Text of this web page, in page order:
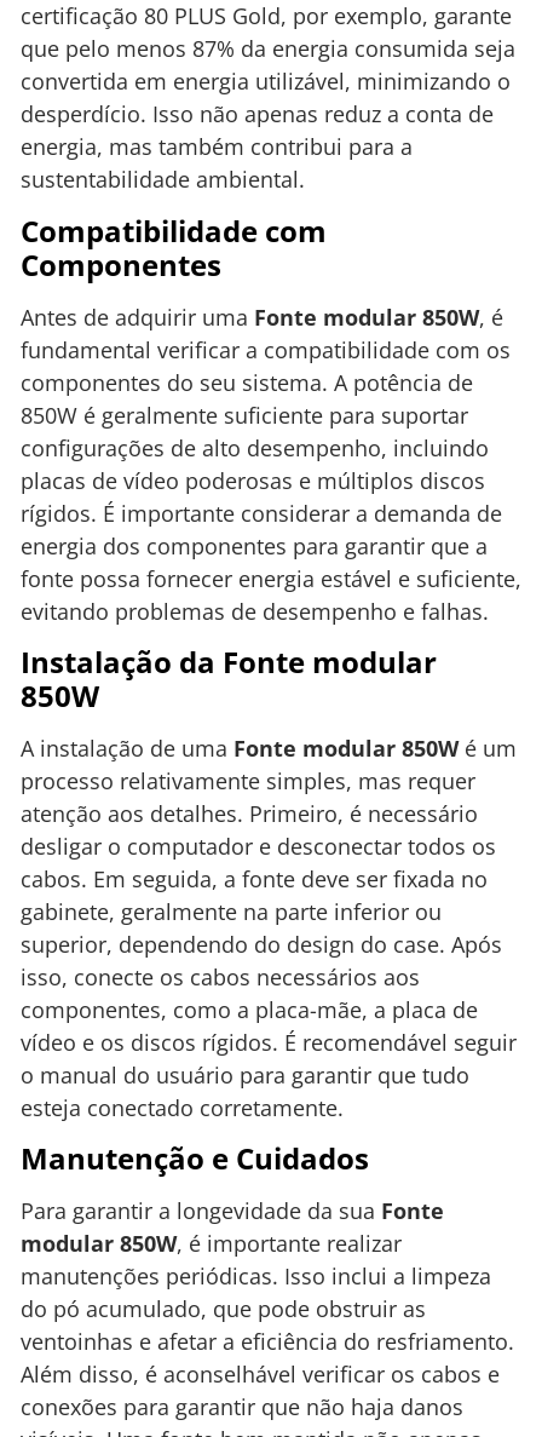
certificação 80 PLUS Gold, por exemplo, garante
que pelo menos 87% da energia consumida seja
convertida em energia utilizável, minimizando o
desperdício. Isso não apenas reduz a conta de
energia, mas também contribui para a
sustentabilidade ambiental.
Compatibilidade com
Componentes
Antes de adquirir uma Fonte modular 850W, é
fundamental verificar a compatibilidade com os
componentes do seu sistema. A potência de
850W é geralmente suficiente para suportar
configurações de alto desempenho, incluindo
placas de vídeo poderosas e múltiplos discos
rígidos. É importante considerar a demanda de
energia dos componentes para garantir que a
fonte possa fornecer energia estável e suficiente,
evitando problemas de desempenho e falhas.
Instalação da Fonte modular
850W
A instalação de uma Fonte modular 850Wé um
processo relativamente simples, mas requer
atenção aos detalhes. Primeiro, é necessário
desligar o computador e desconectar todos os
cabos. Em seguida, a fonte deve ser fixada no
gabinete, geralmente na parte inferior ou
superior, dependendo do design do case. Após
isso, conecte os cabos necessários aos
componentes, como a placa-mãe, a placa de
vídeo e os discos rígidos. É recomendável seguir
o manual do usuário para garantir que tudo
esteja conectado corretamente.
Manutenção e Cuidados
Para garantir a longevidade da sua Fonte
modular 850W, é importante realizar
manutenções periódicas. Isso inclui a limpeza
do pó acumulado, que pode obstruir as
ventoinhas e afetar a eficiência do resfriamento.
Além disso, é aconselhável verificar os cabos e
conexões para garantir que não haja danos